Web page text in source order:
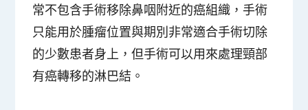
常不包含手術移除鼻咽附近的癌組織，手術
只能用於腫瘤位置與期別非常適合手術切除
的少數患者身上，但手術可以用來處理頸部
有癌轉移的淋巴結。